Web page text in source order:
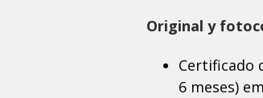
Original y
Certificado
6 meses)